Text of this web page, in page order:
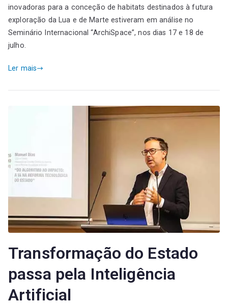
inovadoras para a conceção de habitats destinados à futura
exploração da Lua e de Marte estiveram em análise no
Seminário Internacional “ArchiSpace”, nos dias 17 e 18 de
julho.
Ler mais
Transformação do Estado
passa pela Inteligência
Artificial